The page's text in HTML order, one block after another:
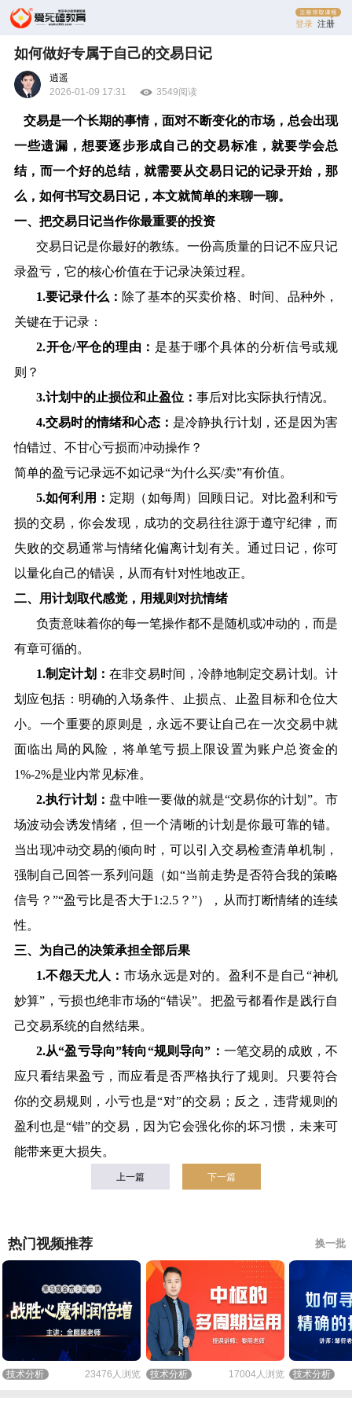
登录 注册
如何做好专属于自己的交易日记
逍遥
2026-01-09 17:31
3549阅读
交易是一个长期的事情，面对不断变化的市场，总会出现
一些遗漏，想要逐步形成自己的交易标准，就要学会总
结，而一个好的总结，就需要从交易日记的记录开始，那
么，如何书写交易日记，本文就简单的来聊一聊。
一、把交易日记当作你最重要的投资
交易日记是你最好的教练。一份高质量的日记不应只记
录盈亏，它的核心价值在于记录决策过程。
1.要记录什么： 除了基本的买卖价格、时间、品种外，
关键在于记录：
2.开仓/平仓的理由： 是基于哪个具体的分析信号或规
则？
3.计划中的止损位和止盈位： 事后对比实际执行情况。
4.交易时的情绪和心态： 是冷静执行计划，还是因为害
怕错过、不甘心亏损而冲动操作？
简单的盈亏记录远不如记录“为什么买/卖”有价值。
5.如何利用： 定期（如每周）回顾日记。对比盈利和亏
损的交易，你会发现，成功的交易往往源于遵守纪律，而
失败的交易通常与情绪化偏离计划有关。通过日记，你可
以量化自己的错误，从而有针对性地改正。
二、用计划取代感觉，用规则对抗情绪
负责意味着你的每一笔操作都不是随机或冲动的，而是
有章可循的。
1.制定计划：在非交易时间，冷静地制定交易计划。计
划应包括：明确的入场条件、止损点、止盈目标和仓位大
小。一个重要的原则是，永远不要让自己在一次交易中就
面临出局的风险，将单笔亏损上限设置为账户总资金的
1%-2%是业内常见标准。
2.执行计划：盘中唯一要做的就是“交易你的计划 ”。市
场波动会诱发情绪，但一个清晰的计划是你最可靠的锚。
当出现冲动交易的倾向时，可以引入交易检查清单机制，
强制自己回答一系列问题（如“当前走势是否符合我的策略
信号？ ”“盈亏比是否大于1:2.5 ？ ”），从而打断情绪的连续
性。
三、为自己的决策承担全部后果
1.不怨天尤人： 市场永远是对的。盈利不是自己“神机
妙算” ，亏损也绝非市场的“错误”。把盈亏都看作是践行自
己交易系统的自然结果。
2.从“盈亏导向”转向“规则导向” ： 一笔交易的成败，不
应只看结果盈亏，而应看是否严格执行了规则。只要符合
你的交易规则，小亏也是“对”的交易；反之，违背规则的
盈利也是“错”的交易，因为它会强化你的坏习惯，未来可
能带来更大损失。
上一篇 下一篇
热门视频推荐 换一批
技术分析 23476人浏览 技术分析 17004人浏览 技术分析